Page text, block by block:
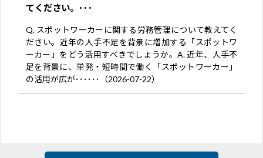
てください。･･･
Q. スポットワーカーに関する労務管理について教えてく
ださい。近年の人手不足を背景に増加する「スポットワ
ーカー」をどう活用すべきでしょうか。A. 近年、人手不
足を背景に、単発・短時間で働く「スポットワーカー」
の活用が広が･･････（2026-07-22）